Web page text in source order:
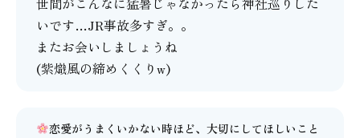
いです…JR事故多すぎ。。
またお会いしましょうね
(紫熾風の締めくくりw)
恋愛がうまくいかない時ほど、大切にしてほしいこと